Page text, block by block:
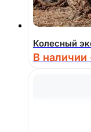
Колесный
В наличии